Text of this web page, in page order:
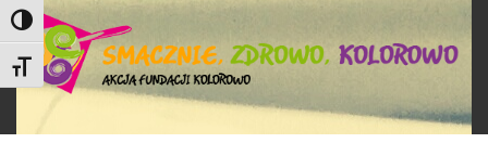
Toggle High Contrast
Toggle Font size